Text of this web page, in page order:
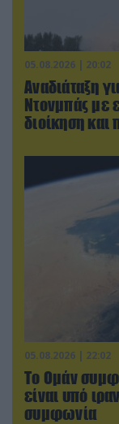
05.08.2026 | 20:02
Αναδιάταξη
Ντονμπάς με
διοίκηση
05.08.2026 | 22:02
Το Ομάν
είναι υπό
συμφωνία